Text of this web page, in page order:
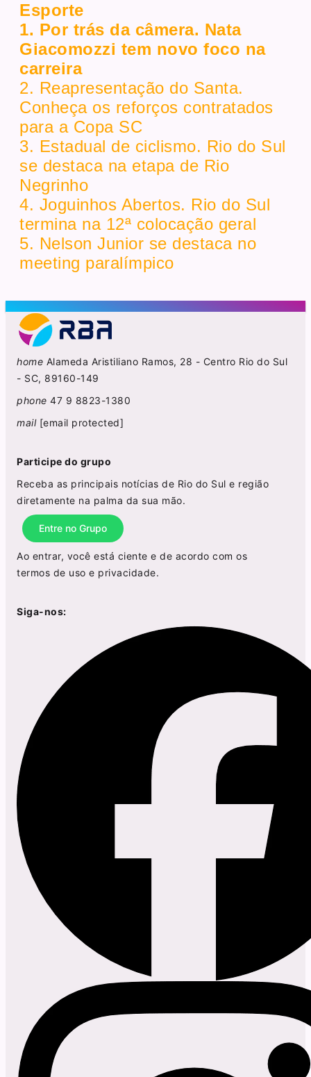
Esporte
1. Por trás da câmera. Nata
Giacomozzi tem novo foco na
carreira
2. Reapresentação do Santa.
Conheça os reforços contratados
para a Copa SC
3. Estadual de ciclismo. Rio do Sul
se destaca na etapa de Rio
Negrinho
4. Joguinhos Abertos. Rio do Sul
termina na 12ª colocação geral
5. Nelson Junior se destaca no
meeting paralímpico
home Alameda Aristiliano Ramos, 28 - Centro Rio do Sul
- SC, 89160-149
phone 47 9 8823-1380
mail [email protected]
Participe do grupo
Receba as principais notícias de Rio do Sul e região
diretamente na palma da sua mão.
Entre no Grupo
Ao entrar, você está ciente e de acordo com os
termos de uso e privacidade.
Siga-nos: